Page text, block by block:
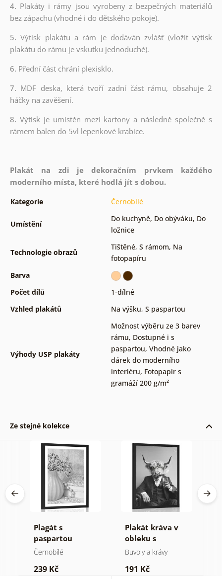
4. Plakáty i rámy jsou vyrobeny z bezpečných materiálů
bez zápachu (vhodné i do dětského pokoje).
5.Výtisk plakátu a rám je dodáván zvlášť (vložit výtisk
plakátu do rámu je vskutku jednoduché).
6. Přední část chrání plexisklo.
7. MDF deska, která tvoří zadní část rámu, obsahuje 2
háčky na zavěšení.
8. Výtisk je umístěn mezi kartony a následně společně s
rámem balen do 5vl lepenkové krabice.
Plakát na zdi je dekoračním prvkem každého
moderního místa, které hodlá jít s dobou.
Kategorie Černobílé
Umístění
Do kuchyně, Do obýváku, Do
ložnice
Technologie obrazů
Tištěné, S rámom, Na
fotopapíru
Barva
Počet dílů
1-dílné
Vzhled plakátů
Na výšku, S paspartou
Výhody USP plakáty
Možnost výběru ze 3 barev
rámu, Dostupné i s
paspartou, Vhodné jako
dárek do moderního
interiéru, Fotopapír s
gramáží 200 g/m²
Ze stejné kolekce
Plagát s
paspartou
luxusní zátiší v
provedení
Černobílé
239 Kč
Plakát kráva v
obleku s
doutníkem a
Buvoly a krávy
191 Kč